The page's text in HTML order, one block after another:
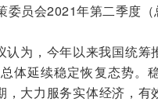
委员会2021年第二季度
为，今年以来我国统筹
体延续稳定恢复态势。
大力服务实体经济，有